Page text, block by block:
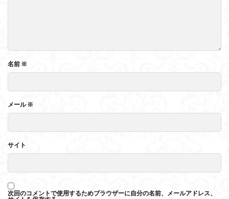
名前 ※
メール※
サイト
次回のコメントで使用するためブラウザーに自分の名前、メールアドレス、